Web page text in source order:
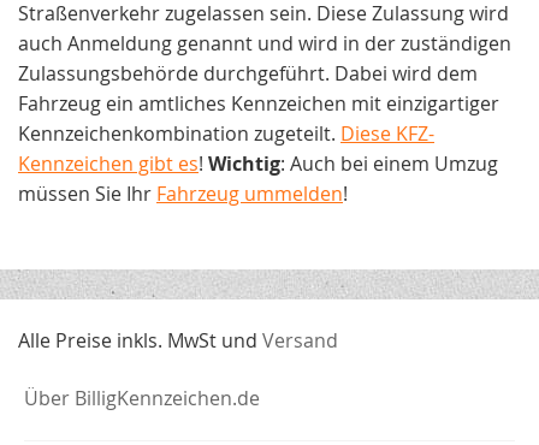
Straßenverkehr zugelassen sein. Diese Zulassung wird
auch Anmeldung genannt und wird in der zuständigen
Zulassungsbehörde durchgeführt. Dabei wird dem
Fahrzeug ein amtliches Kennzeichen mit einzigartiger
Kennzeichenkombination zugeteilt. Diese KFZ-
Kennzeichen gibt es! Wichtig: Auch bei einem Umzug
müssen Sie Ihr Fahrzeug ummelden!
Alle Preise inkls. MwSt und Versand
Über BilligKennzeichen.de